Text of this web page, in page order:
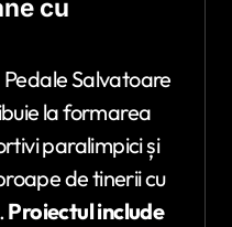
cu
Salvatoare
la formarea
paralimpici și
de tinerii cu
Proiectul include